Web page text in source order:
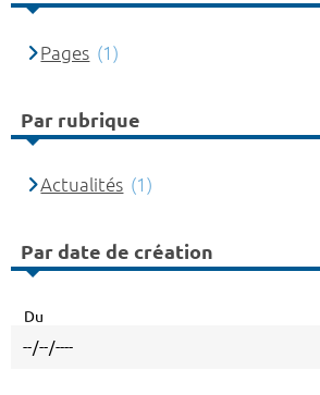
Pages (1)
Par rubrique
Actualités (1)
Par date de création
Du